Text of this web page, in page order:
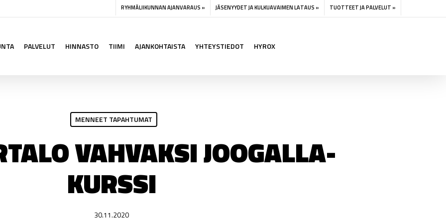
RYHMÄLIIKUNNAN AJANVARAUS » JÄSENYYDET JA KULKUAVAIMEN LATAUS » TUOTTEET JA PALVELUT »
PALVELUT HINNASTO TIIMI AJANKOHTAISTA YHTEYSTIEDOT HYROX
MENNEET TAPAHTUMAT
VAHVAKSI JOOGALLA-
KURSSI
30.11.2020